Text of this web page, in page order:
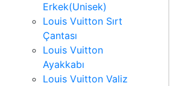
Erkek(Unisek)
Louis Vuitton Sırt
Çantası
Louis Vuitton
Ayakkabı
Louis Vuitton Valiz